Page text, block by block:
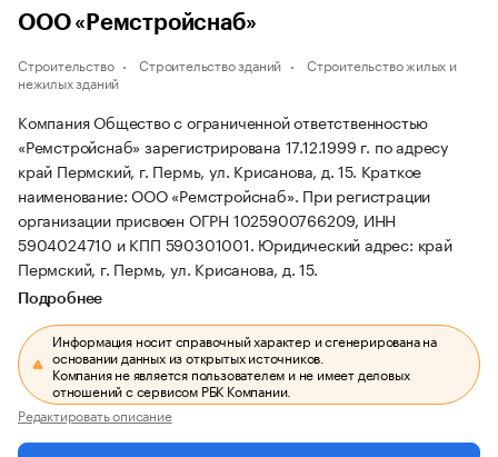
ООО «Ремстройснаб»
Строительство Строительство зданий
Строительство жилых и
нежилых зданий
Компания Общество с ограниченной ответственностью
«Ремстройснаб» зарегистрирована 17.12.1999 г. по адресу
край Пермский, г. Пермь, ул. Крисанова, д. 15. Краткое
наименование: ООО «Ремстройснаб». При регистрации
организации присвоен ОГРН 1025900766209, ИНН
5904024710 и КПП 590301001. Юридический адрес: край
Пермский, г. Пермь, ул. Крисанова, д. 15.
Подробнее
Информация носит справочный характер и сгенерирована на
основании данных из открытых источников.
Компания не является пользователем и не имеет деловых
отношений с сервисом РБК Компании.
Редактировать описание